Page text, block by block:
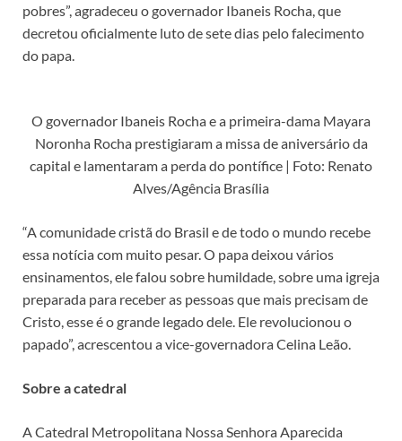
pobres”, agradeceu o governador Ibaneis Rocha, que
decretou oficialmente luto de sete dias pelo falecimento
do papa.
O governador Ibaneis Rocha e a primeira-dama Mayara
Noronha Rocha prestigiaram a missa de aniversário da
capital e lamentaram a perda do pontífice | Foto: Renato
Alves/Agência Brasília
“A comunidade cristã do Brasil e de todo o mundo recebe
essa notícia com muito pesar. O papa deixou vários
ensinamentos, ele falou sobre humildade, sobre uma igreja
preparada para receber as pessoas que mais precisam de
Cristo, esse é o grande legado dele. Ele revolucionou o
papado”, acrescentou a vice-governadora Celina Leão.
Sobre a catedral
A Catedral Metropolitana Nossa Senhora Aparecida